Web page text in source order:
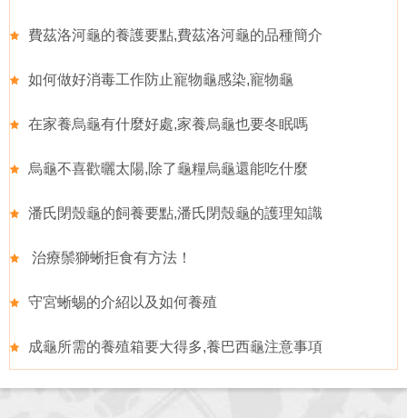
費茲洛河龜的養護要點,費茲洛河龜的品種簡介
如何做好消毒工作防止寵物龜感染,寵物龜
在家養烏龜有什麼好處,家養烏龜也要冬眠嗎
烏龜不喜歡曬太陽,除了龜糧烏龜還能吃什麼
潘氏閉殼龜的飼養要點,潘氏閉殼龜的護理知識
治療鬃獅蜥拒食有方法！
守宮蜥蜴的介紹以及如何養殖
成龜所需的養殖箱要大得多,養巴西龜注意事項